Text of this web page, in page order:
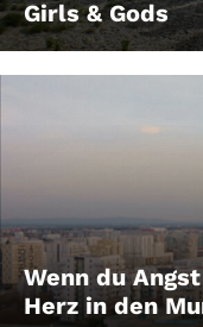
Girls & Gods
Wenn du
Herz in den